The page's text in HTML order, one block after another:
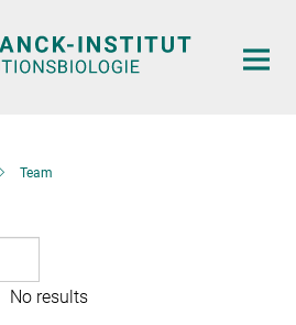
Team
No results